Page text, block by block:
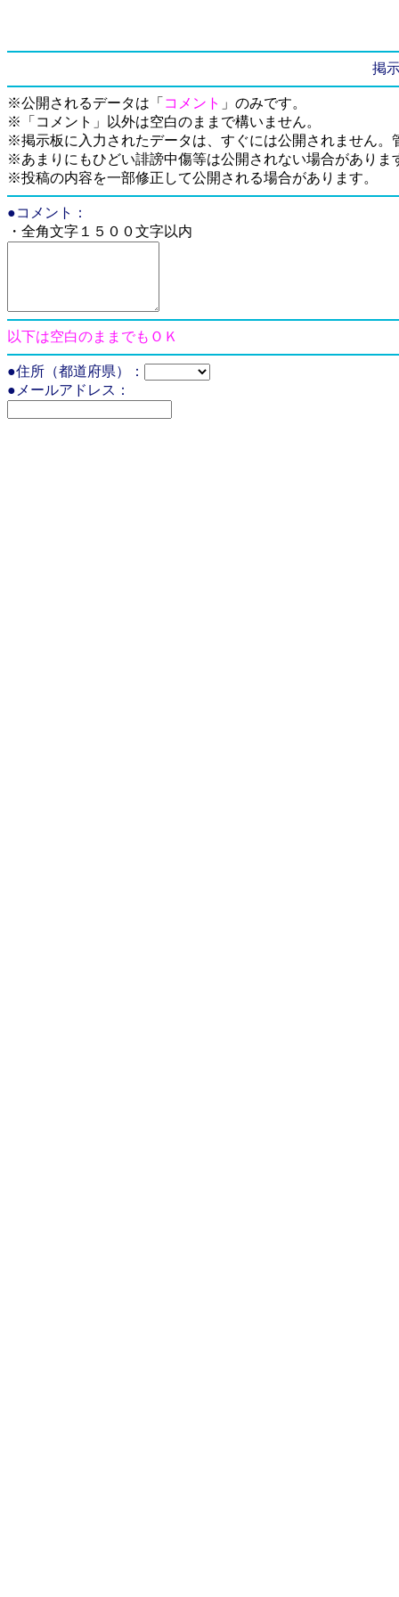
掲
※公開されるデータは「 コメント 」のみです。
※「コメント」以外は空白のままで構いません。
※掲示板に入力されたデータは、すぐには公開されません。
※あまりにもひどい誹謗中傷等は公開されない場合がありま
※投稿の内容を一部修正して公開される場合があります。
●コメント：
・全角文字１５００文字以内
以下は空白のままでもＯＫ
●住所（都道府県）：
●メールアドレス：